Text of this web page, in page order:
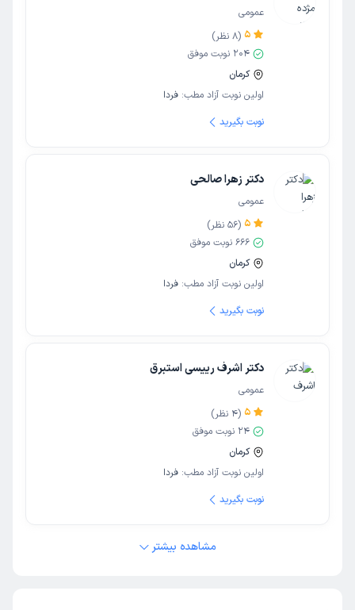
عمومی
5
(
8 نظر)
204 نوبت موفق
کرمان
اولین نوبت آزاد مطب: فردا
نوبت بگیرید
دکتر زهرا صالحی
عمومی
5
(
56 نظر)
666 نوبت موفق
کرمان
اولین نوبت آزاد مطب: فردا
نوبت بگیرید
دکتر اشرف رییسی استبرق
عمومی
5
(
4 نظر)
24 نوبت موفق
کرمان
اولین نوبت آزاد مطب: فردا
نوبت بگیرید
مشاهده بیشتر